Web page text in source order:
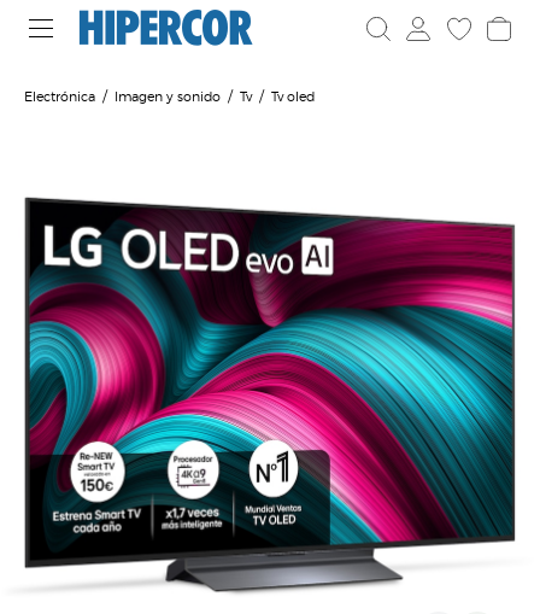
Electrónica Imagen y sonido Tv Tv oled